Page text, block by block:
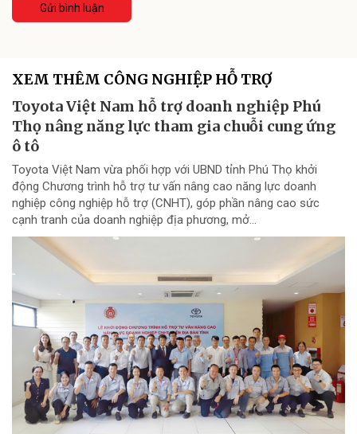
Gửi bình luận
XEM THÊM CÔNG NGHIỆP HỖ TRỢ
Toyota Việt Nam hỗ trợ doanh nghiệp Phú
Thọ nâng năng lực tham gia chuỗi cung ứng
ô tô
Toyota Việt Nam vừa phối hợp với UBND tỉnh Phú Thọ khởi
động Chương trình hỗ trợ tư vấn nâng cao năng lực doanh
nghiệp công nghiệp hỗ trợ (CNHT), góp phần nâng cao sức
cạnh tranh của doanh nghiệp địa phương, mở...